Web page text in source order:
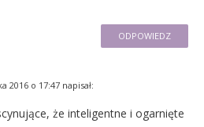
ODPOWIEDZ
2016 o 17:47 napisał:
że inteligentne i ogarnięte